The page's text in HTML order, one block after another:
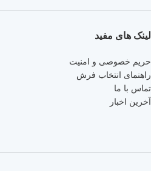
لینک های مفید
حریم خصوصی و امنیت
راهنمای انتخاب فرش
تماس با ما
آخرین اخبار